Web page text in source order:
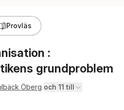
Provläs
:
grundproblem
Öberg och 11 till